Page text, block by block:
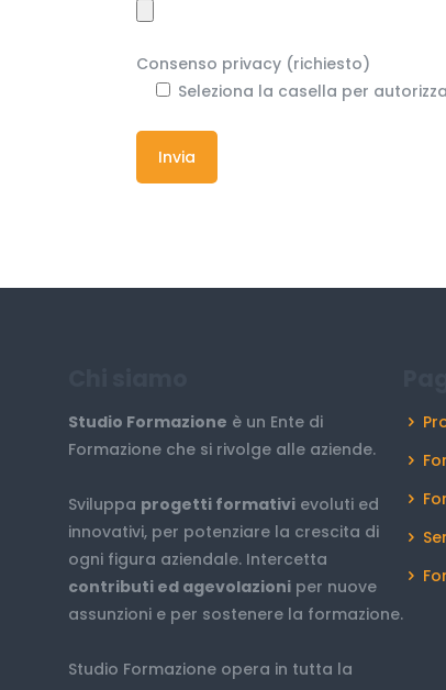
Consenso privacy (richiesto)
Seleziona la casella per
Studio Formazione è un Ente di
Formazione che si rivolge alle aziende.
Sviluppa progetti formativi evoluti ed
innovativi, per potenziare la crescita di
ogni figura aziendale. Intercetta
contributi ed agevolazioni per nuove
assunzioni e per sostenere la formazione.
Studio Formazione opera in tutta la